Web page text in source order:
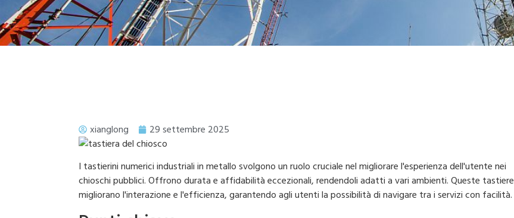
xianglong 29 settembre 2025
I tastierini numerici industriali in metallo svolgono un ruolo cruciale nel migliorare l'esperienza dell'utente nei
chioschi pubblici. Offrono durata e affidabilità eccezionali, rendendoli adatti a vari ambienti. Queste tastiere
migliorano l'interazione e l'efficienza, garantendo agli utenti la possibilità di navigare tra i servizi con facilità.